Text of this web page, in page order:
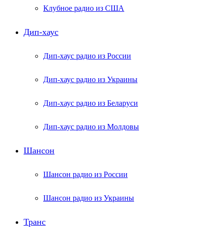
Клубное радио из США
Дип-хаус
Дип-хаус радио из России
Дип-хаус радио из Украины
Дип-хаус радио из Беларуси
Дип-хаус радио из Молдовы
Шансон
Шансон радио из России
Шансон радио из Украины
Транс